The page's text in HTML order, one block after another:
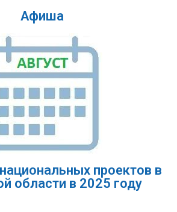
Афиша
проектов в
области в 2025 году